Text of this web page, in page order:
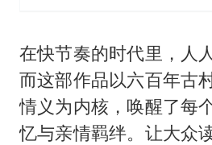
在快节奏的时代里，人
而这部作品以六百年古
情义为内核，唤醒了每
忆与亲情羁绊。让大众